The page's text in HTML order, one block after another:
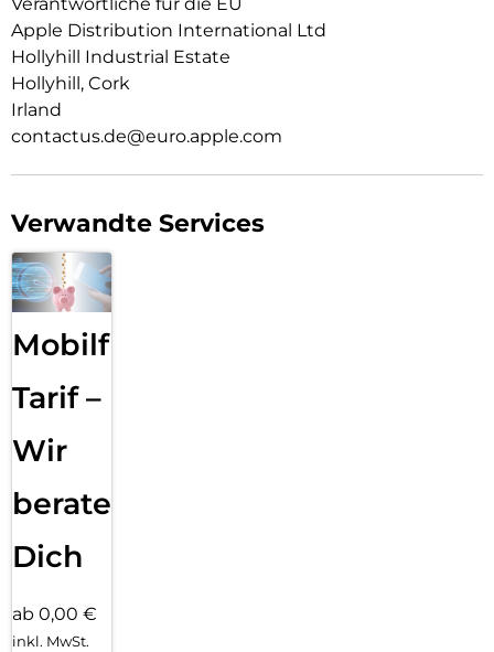
Hellrosa.
Verantwortliche für die EU
Apple Distribution International Ltd
Hollyhill Industrial Estate
Hollyhill, Cork
Irland
contactus.de@euro.apple.com
Verwandte Services
Mobilfunk
Tarif –
Wir
beraten
Dich
ab 0,00 €
inkl. MwSt.